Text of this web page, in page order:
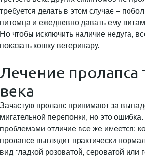
требуется делать в этом случае –
питомца и ежедневно давать ему
Но чтобы исключить наличие недуга,
показать кошку ветеринару.
Лечение пролапса
века
Зачастую пролапс принимают за
мигательной перепонки, но это
проблемами отличие все же имеется:
пролапсе выглядит практически
вид гладкой розоватой, сероватой или